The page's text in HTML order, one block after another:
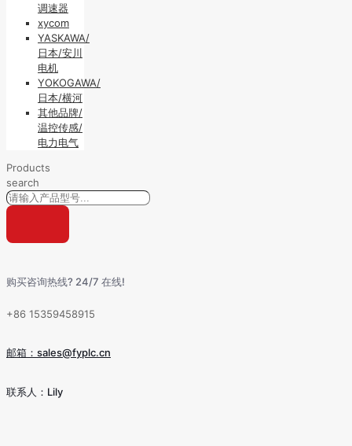
调速器
xycom
YASKAWA/
日本/安川
电机
YOKOGAWA/
日本/横河
其他品牌/
温控传感/
电力电气
Products
search
购买咨询热线? 24/7 在线!
+86 15359458915
邮箱：sales@fyplc.cn
联系人：Lily